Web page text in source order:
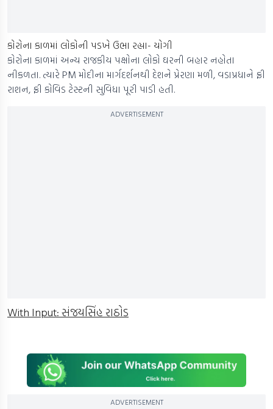
કોરોના કાળમાં લોકોની પડખે ઉભા રહ્યા- યોગી
કોરોના કાળમાં અન્ય રાજકીય પક્ષોના લોકો ઘરની બહાર નહોતા
નીકળતા. ત્યારે PM મોદીના માર્ગદર્શનથી દેશને પ્રેરણા મળી, વડાપ્રધાને ફ્રી
રાશન, ફ્રી કોવિડ ટેસ્ટની સુવિધા પૂરી પાડી હતી.
ADVERTISEMENT
With Input: સંજયસિંહ રાઠોડ
ADVERTISEMENT